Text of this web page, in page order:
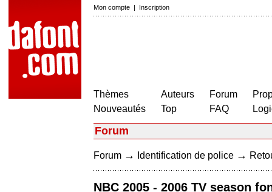
Mon compte | Inscription
Thèmes
Nouveautés
Auteurs
Top
Forum
FAQ
Forum
Forum → Identification de police →
NBC 2005 - 2006 TV season